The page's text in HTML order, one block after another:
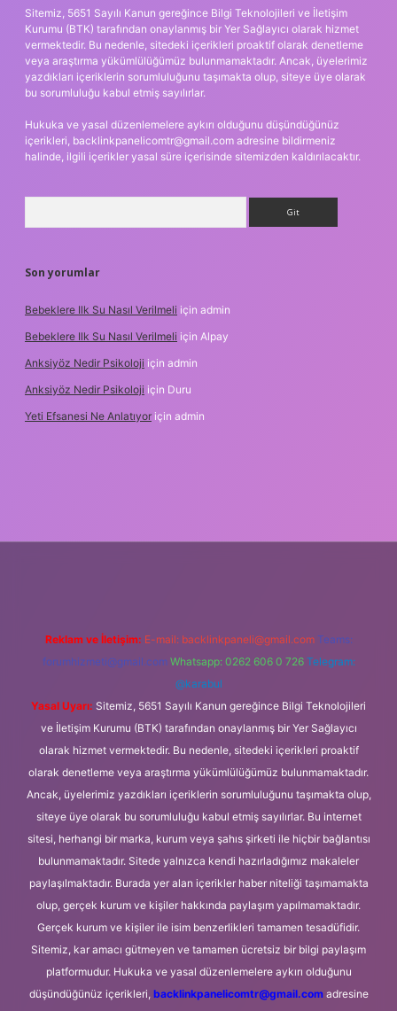
Sitemiz, 5651 Sayılı Kanun gereğince Bilgi Teknolojileri ve İletişim
Kurumu (BTK) tarafından onaylanmış bir Yer Sağlayıcı olarak hizmet
vermektedir. Bu nedenle, sitedeki içerikleri proaktif olarak denetleme
veya araştırma yükümlülüğümüz bulunmamaktadır. Ancak, üyelerimiz
yazdıkları içeriklerin sorumluluğunu taşımakta olup, siteye üye olarak
bu sorumluluğu kabul etmiş sayılırlar.
Hukuka ve yasal düzenlemelere aykırı olduğunu düşündüğünüz
içerikleri, backlinkpanelicomtr@gmail.com adresine bildirmeniz
halinde, ilgili içerikler yasal süre içerisinde sitemizden kaldırılacaktır.
Son yorumlar
Bebeklere Ilk Su Nasıl Verilmeli için admin
Bebeklere Ilk Su Nasıl Verilmeli için Alpay
Anksiyöz Nedir Psikoloji için admin
Anksiyöz Nedir Psikoloji için Duru
Yeti Efsanesi Ne Anlatıyor için admin
Reklam ve İletişim: E-mail: backlinkpaneli@gmail.com Teams:
forumhizmeti@gmail.com Whatsapp: 0262 606 0 726 Telegram:
@karabul
Yasal Uyarı: Sitemiz, 5651 Sayılı Kanun gereğince Bilgi Teknolojileri
ve İletişim Kurumu (BTK) tarafından onaylanmış bir Yer Sağlayıcı
olarak hizmet vermektedir. Bu nedenle, sitedeki içerikleri proaktif
olarak denetleme veya araştırma yükümlülüğümüz bulunmamaktadır.
Ancak, üyelerimiz yazdıkları içeriklerin sorumluluğunu taşımakta olup,
siteye üye olarak bu sorumluluğu kabul etmiş sayılırlar. Bu internet
sitesi, herhangi bir marka, kurum veya şahıs şirketi ile hiçbir bağlantısı
bulunmamaktadır. Sitede yalnızca kendi hazırladığımız makaleler
paylaşılmaktadır. Burada yer alan içerikler haber niteliği taşımamakta
olup, gerçek kurum ve kişiler hakkında paylaşım yapılmamaktadır.
Gerçek kurum ve kişiler ile isim benzerlikleri tamamen tesadüfidir.
Sitemiz, kar amacı gütmeyen ve tamamen ücretsiz bir bilgi paylaşım
platformudur. Hukuka ve yasal düzenlemelere aykırı olduğunu
düşündüğünüz içerikleri, backlinkpanelicomtr@gmail.comadresine